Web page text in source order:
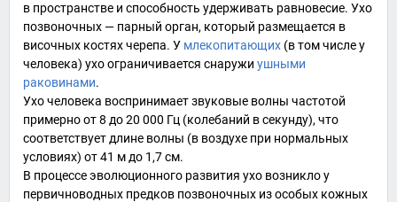
в пространстве и способность удерживать равновесие. Ухо
позвоночных — парный орган, который размещается в
височных костяхчерепа. У млекопитающих (в том числе у
человека) ухо ограничивается снаружи ушными
раковинами.
Ухо человека воспринимает звуковые волны частотой
примерно от 8 до 20 000 Гц (колебаний в секунду), что
соответствует длине волны (в воздухе при нормальных
условиях) от41 м до 1,7 см.
В процессе эволюционного развития ухо возникло у
первичноводных предков позвоночных из особых кожных